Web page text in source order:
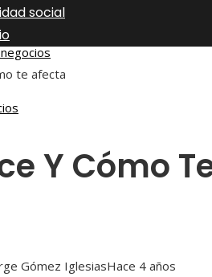
social
te afecta
Y Cómo
Gómez IglesiasHace 4 años